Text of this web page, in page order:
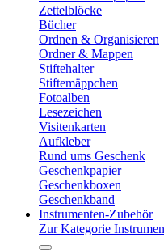
Zettelblöcke
Bücher
Ordnen & Organisieren
Ordner & Mappen
Stiftehalter
Stiftemäppchen
Fotoalben
Lesezeichen
Visitenkarten
Aufkleber
Rund ums Geschenk
Geschenkpapier
Geschenkboxen
Geschenkband
Instrumenten-Zubehör
Zur Kategorie